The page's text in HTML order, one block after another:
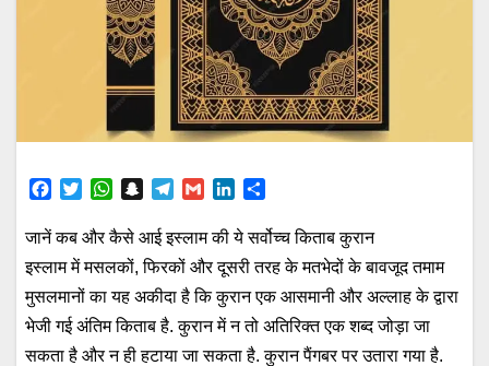
c
b
o
o
i
t
e
r
W
a
s
A
p
a
p
c
h
a
l
e
g
r
a
m
G
a
l
n
k
e
d
I
a
e
जानें कब और कैसे आई इस्लाम की ये सर्वोच्च किताब कुरान
इस्लाम में मसलकों, फिरकों और दूसरी तरह के मतभेदों के बावजूद तमाम
मुसलमानों का यह अकीदा है कि कुरान एक आसमानी और अल्लाह के द्वारा
भेजी गई अंतिम किताब है. कुरान में न तो अतिरिक्त एक शब्द जोड़ा जा
सकता है और न ही हटाया जा सकता है. कुरान पैंगबर पर उतारा गया है.